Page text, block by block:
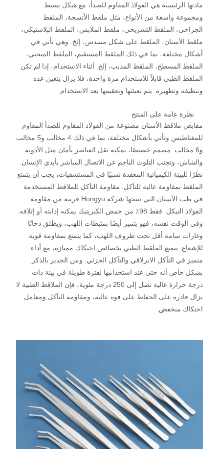
مادتها الرئيسية هي الفولاذ المقاوم للصدأ، مع هيكل بسيط
ومجموعة واسعة من الأنواع، مثل ملقط الأنسجة، الملقط
الجراحي، الملقط التشريحي، ملقط الملابس، الملقط البلاستيكي،
ملقط الأسنان، الملقط على شكل مسدس، إلخ. وهي تأتي في
أشكال مختلفة، بما في ذلك الملقط المستقيم، الملقط المنحني،
الملقط المسطح، الملقط المدبب، إلخ. أثناء الاستخدام، إذا لم تكن
الملقط الطبي قابلاً للاستخدام مرة واحدة، فلا يزال يتعين عده
وتنظيفه وتطهيره. يتم تعبئتها وتعقيمها بعد الاستخدام.
نظرة عامة على المنتج
مقابض ملاقط الأسنان مصنوعة من الفولاذ المقاوم للصدأ المقاوم
للمغناطيس وتأتي بأشكال مختلفة، بما في ذلك 4 مخالب و5 مخالب
و6 مخالب. مصمم خصيصًا، يمكنه نقل العناصر بأمان مثل الأدوية
والشاش، وتجنب التلوث الناجم عن الاتصال المباشر بأيدي الإنسان.
نظرًا للبيئة الكيميائية المعقدة نسبيًا في المستشفيات، يجب أن يتمتع
الملقط بمقاومة عالية للتآكل. مقاومة التآكل للملاقط المستخدمة
في طب الأسنان التي تنتجها شركة Hongyu قريبة من مقاومة
الفولاذ النيكل. فقط 98٪ من حمض الكبريتيك يمكنه إذابته أو إتلافه.
وفي الوقت نفسه، فهو يتميز أيضًا بمثبطات اللهب، ويطلق دخانًا
وغازات سامة أقل تحت ظروف اللهب، كما يتمتع بمقاومة قوية
للإشعاع. يتمتع الملقط الطبي بخصائص احتكاك ممتازة، مع أداء
متميز في التآكل الانزلاقي والتآكل الجزئي. ومن الجدير بالذكر
بشكل خاص أنه حتى عند استخدامها لفترة طويلة في بيئة ذات
درجة حرارة عالية تصل إلى 250 درجة مئوية، فإن الملاقط الطبية لا
تزال قادرة على الحفاظ على قوة عالية، ومقاومة التآكل ومعامل
احتكاك منخفض.